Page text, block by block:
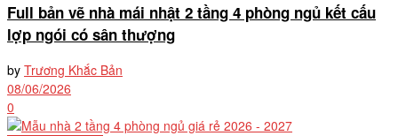
Full bản vẽ nhà mái nhật 2 tầng 4 phòng ngủ kết cấu
lợp ngói có sân thượng
by Trương Khắc Bản
08/06/2026
0